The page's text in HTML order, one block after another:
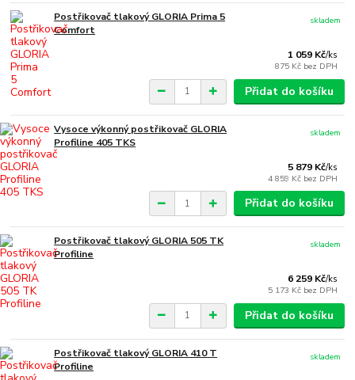
Postřikovač tlakový GLORIA Prima 5
Comfort
1 059 Kč/ks
875 Kč bez DPH
skladem
Přidat do košíku
Vysoce výkonný postřikovač GLORIA
Profiline 405 TKS
5 879 Kč/ks
4 859 Kč bez DPH
skladem
Přidat do košíku
Postřikovač tlakový GLORIA 505 TK
Profiline
6 259 Kč/ks
5 173 Kč bez DPH
skladem
Přidat do košíku
Postřikovač tlakový GLORIA 410 T
Profiline
skladem